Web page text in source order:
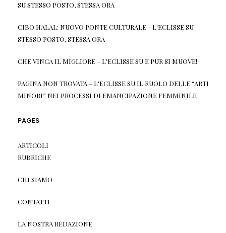
SUSTESSO POSTO, STESSA ORA
CIBO HALAL: NUOVO PONTE CULTURALE - L'ECLISSESU
STESSO POSTO, STESSA ORA
CHE VINCA IL MIGLIORE – L'ECLISSESU E PUR SI MUOVE!
PAGINA NON TROVATA – L'ECLISSESU IL RUOLO DELLE “ARTI
MINORI” NEI PROCESSI DI EMANCIPAZIONE FEMMINILE
PAGES
ARTICOLI
RUBRICHE
CHI SIAMO
CONTATTI
LA NOSTRA REDAZIONE